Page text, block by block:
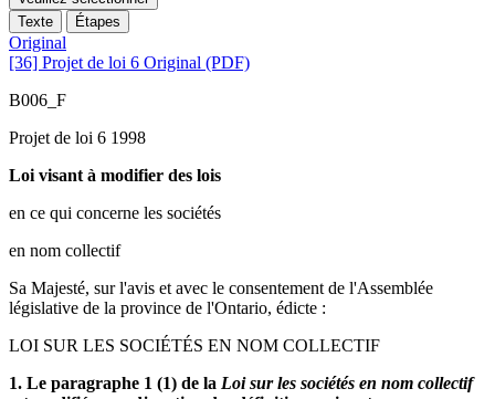
Texte
Étapes
Original
[36] Projet de loi 6 Original (PDF)
B006_F
Projet de loi 6 1998
Loi visant à modifier des lois
en ce qui concerne les sociétés
en nom collectif
Sa Majesté, sur l'avis et avec le consentement de l'Assemblée
législative de la province de l'Ontario, édicte :
LOI SUR LES SOCIÉTÉS EN NOM COLLECTIF
1. Le paragraphe 1 (1) de la Loi sur les sociétés en nom collectif